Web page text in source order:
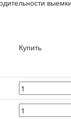
Купить
Купить